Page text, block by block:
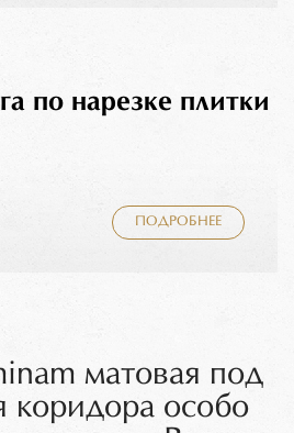
по нарезке плитки
ПОДРОБНЕЕ
матовая под
коридора особо